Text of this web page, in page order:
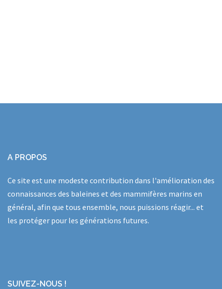
A PROPOS
Ce site est une modeste contribution dans l'amélioration des
connaissances des baleines et des mammifères marins en
général, afin que tous ensemble, nous puissions réagir... et
les protéger pour les générations futures.
SUIVEZ-NOUS !